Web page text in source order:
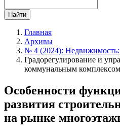
Найти
Главная
Архивы
№ 4 (2024): Недвижимость:
Градорегулирование и
коммунальным комплексом
Особенности
развития
на рынке